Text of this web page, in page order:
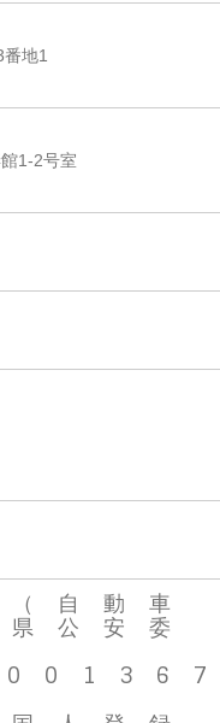
地1
1-2号室
自動車
公安委